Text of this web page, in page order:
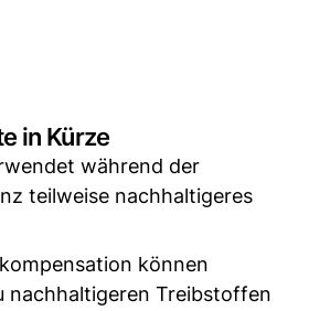
in Kürze
während der
teilweise nachhaltigeres
können
nachhaltigeren Treibstoffen